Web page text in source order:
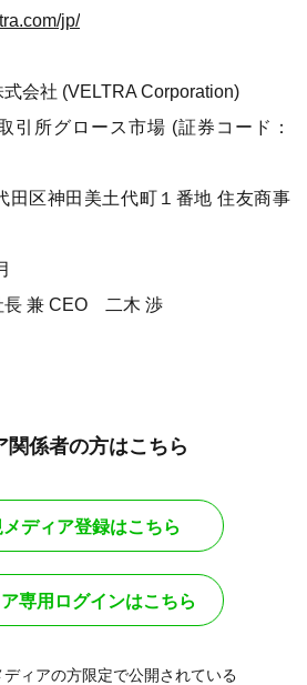
jp/
社 (VELTRA Corporation)
引所グロース市場 (証券コード：
区神田美土代町１番地 住友商事
長 兼 CEO 二木 渉
関係者の方はこちら
メディア登録はこちら
専用ログインはこちら
ィアの方限定で公開されている